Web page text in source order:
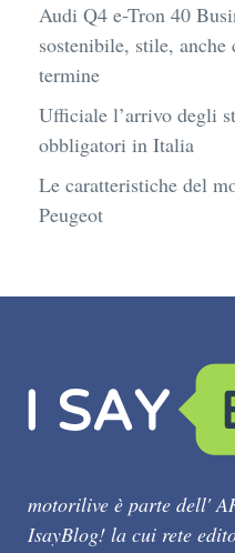
Audi Q4 e-Tron 40
sostenibile, stile,
termine
Ufficiale l’arrivo degli
obbligatori in Italia
Le caratteristiche del
Peugeot
motorilive è parte dell'
IsayBlog! la cui rete